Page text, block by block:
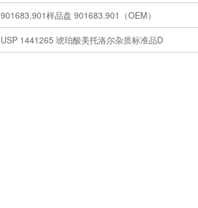
901683.901样品盘 901683.901（OEM）
USP 1441265 琥珀酸美托洛尔杂质标准品D